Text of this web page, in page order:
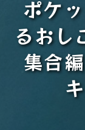
ポケ
るおし
集合